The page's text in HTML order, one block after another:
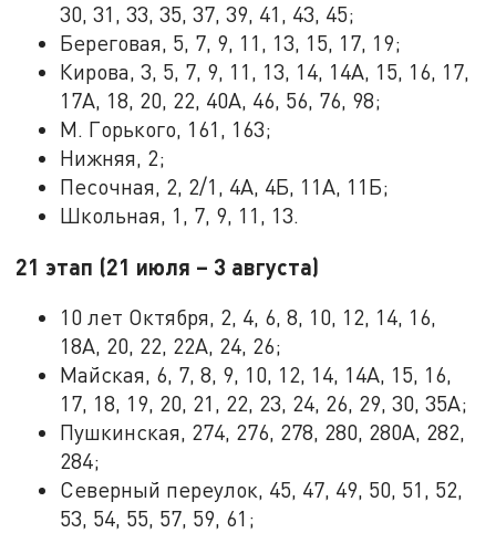
30, 31, 33, 35, 37, 39, 41, 43, 45;
Береговая, 5, 7, 9, 11, 13, 15, 17, 19;
Кирова, 3, 5, 7, 9, 11, 13, 14, 14А, 15, 16, 17,
17А, 18, 20, 22, 40А, 46, 56, 76, 98;
М. Горького, 161, 163;
Нижняя, 2;
Песочная, 2, 2/1, 4А, 4Б, 11А, 11Б;
Школьная, 1, 7, 9, 11, 13.
21 этап (21 июля – 3 августа)
10 лет Октября, 2, 4, 6, 8, 10, 12, 14, 16,
18А, 20, 22, 22А, 24, 26;
Майская, 6, 7, 8, 9, 10, 12, 14, 14А, 15, 16,
17, 18, 19, 20, 21, 22, 23, 24, 26, 29, 30, 35А;
Пушкинская, 274, 276, 278, 280, 280А, 282,
284;
Северный переулок, 45, 47, 49, 50, 51, 52,
53, 54, 55, 57, 59, 61;